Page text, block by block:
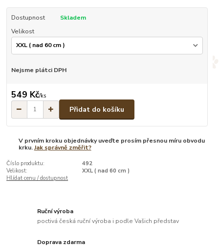
Dostupnost
Skladem
Velikost
Nejsme plátci DPH
549 Kč/ks
Přidat do košíku
V prvním kroku objednávky uveďte prosím přesnou míru obvodu
krku.Jak správně změřit?
Číslo produktu:
492
Velikost:
XXL ( nad 60 cm )
Hlídat cenu / dostupnost
Ruční výroba
poctivá česká ruční výroba i podle Vašich představ
Doprava zdarma